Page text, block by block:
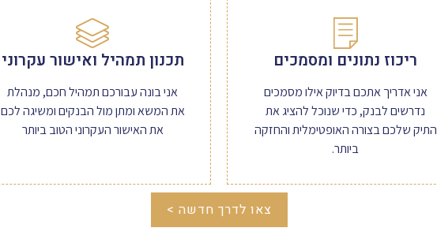
ריכוז נתונים ומסמכים
אני אדריך אתכם בדיוק אילו מסמכים
נדרשים לבנק, כדי שנוכל להציג את
התיק שלכם בצורה האופטימלית והחזקה
ביותר.
תכנון תמהיל ואישור עקרוני
אני בונה עבורכם תמהיל חכם, מנהלת
את המשא ומתן מול הבנקים ומשיגה לכם
את האישור העקרוני הטוב ביותר
צאו לדרך חדשה >